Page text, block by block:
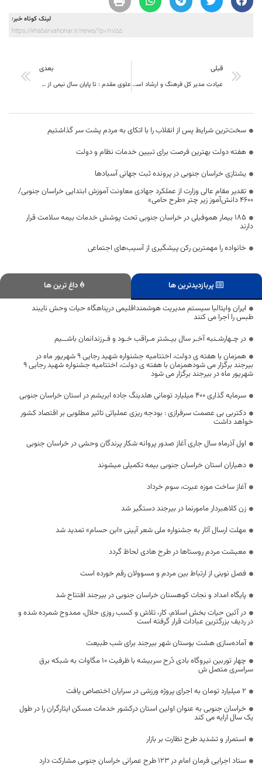
لینک کوتاه خبر:
https://khabarvahonar.ir/news/?p=21755
قبلی
عیادت مدیر کل فرهنگ و ارشاد اسلامی خراسان جنوبي از روزنامه نگار استان در استانه دوسالگی زعفران
بعدی
علوی مقدم : تا پایان سال نیمی از مصوبات سفر استاندار به نهبندان محقق می شود .
سخت‌ترین شرایط پس از انقلاب را با اتکای به مردم پشت سر گذاشتیم
هفته دولت بهترین فرصت برای تبیین خدمات نظام و دولت
یشتازی خراسان جنوبی در پرونده ثبت جهانی آسبادها
تقدیر مقام عالی وزارت از عملکرد جهادی معاونت آموزش ابتدایی خراسان جنوبی/
۴۶۰۰ دانش‌آموز زیر چتر «طرح حامی»
۱۸۵ بیمار هموفیلی در خراسان جنوبی تحت پوشش خدمات بیمه سلامت قرار
دارند
خانواده را مهمترین رکن پیشگیری از آسیب‌های اجتماعی
پربازدیدترین ها
داغ ترین ها
ایران وایتالیا سیستم مدیریت هوشمنداقلیمی درپناهگاه حیات وحش نایبند
طبس را اجرا می کنند
در چـهارشـنبه آخـر سال بیـشتر مـراقب خـود و فـرزندانمان باشــیم
همزمان با هفته ی دولت، اختتامیه جشنواره شهید رجایی 9 شهریور ماه در
بیرجند برگزار می شودهمزمان با هفته ی دولت، اختتامیه جشنواره شهید رجایی 9
شهریور ماه در بیرجند برگزار می شود
سرمایه گذاری ۴۰۰ میلیارد تومانی هلدینگ جاده ابریشم در استان خراسان جنوبی
دکتربی بی عصمت سرفرازی : بودجه ریزی عملیاتی تاثیر مطلوبی بر اقتصاد کشور
خواهد داشت
اول آذرماه سال جاری آغاز صدور پروانه شکار پرندگان وحشی در خراسان جنوبی
دهیاران استان خراسان جنوبی بیمه تکمیلی میشوند
آغاز ساخت موزه عبرت، سوم خرداد
زن کلاهبردار مامورنما در بیرجند دستگیر شد
مهلت ارسال آثار به جشنواره ملی شعر آیینی «ابن حسام» تمدید شد
معیشت مردم روستاها در طرح هادی لحاظ گردد
فصل نوینی از ارتباط بین مردم و مسوولان‌ رقم‌ خورده است
پایگاه امداد و نجات کوهستان خراسان جنوبی در بیرجند افتتاح شد
در آئین حیات بخش اسلام، كار، تلاش و كسب روزی حلال، ممدوح شمرده شده و
در ردیف بزرگترین عبادات قرار گرفته است
آماده‌سازی هشت بوستان شهر بیرجند برای شب طبیعت
چهار توربین نیروگاه بادی دُرح سربیشه با ظرفیت ۱۰ مگاوات به شبکه برق
سراسری متصل ش
۲ میلیارد تومان به اجرای پروژه ورزشی در سرایان اختصاص یافت
خراسان جنوبی به عنوان اولین استان درکشور خدمات مسکن ایثارگران را در طول
یک سال ارایه می کند
استمرار و تشدید طرح نظارت بر بازار
ستاد اجرایی فرمان امام در ۱۲۳ طرح عمرانی خراسان جنوبی مشارکت دارد